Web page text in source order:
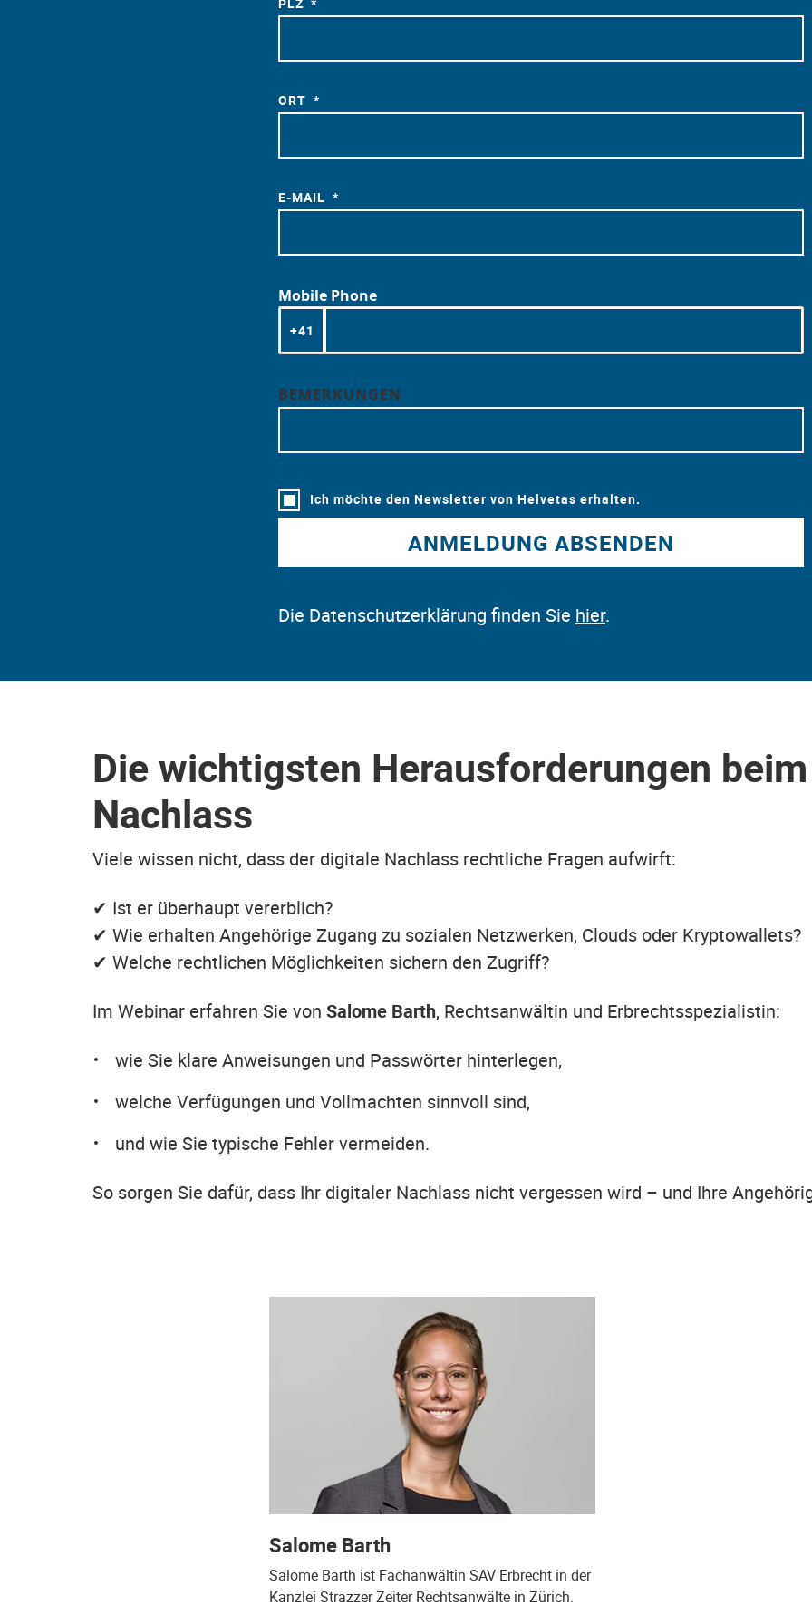
ORT
E-MAIL
Mobile Phone
+41
BEMERKUNGEN
Ich möchte den Newsletter von Helvetas erhalten.
ANMELDUNG ABSENDEN
Die Datenschutzerklärung finden Sie hier.
Die wichtigsten Herausforderungen
Nachlass
Viele wissen nicht, dass der digitale Nachlass rechtliche Fragen aufwirft:
✔ Ist er überhaupt vererblich?
✔ Wie erhalten Angehörige Zugang zu sozialen Netzwerken, Clouds oder Kryptowallets?
✔ Welche rechtlichen Möglichkeiten sichern den Zugriff?
Im Webinar erfahren Sie von Salome Barth, Rechtsanwältin und Erbrechtsspezialistin:
wie Sie klare Anweisungen und Passwörter hinterlegen,
welche Verfügungen und Vollmachten sinnvoll sind,
und wie Sie typische Fehler vermeiden.
So sorgen Sie dafür, dass Ihr digitaler Nachlass nicht vergessen wird – und Ihre
Salome Barth
Salome Barth ist Fachanwältin SAV Erbrecht in der
Kanzlei Strazzer Zeiter Rechtsanwälte in Zürich.